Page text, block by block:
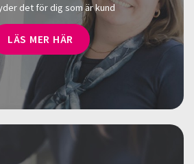
det för dig som är kund
LÄS MER HÄR